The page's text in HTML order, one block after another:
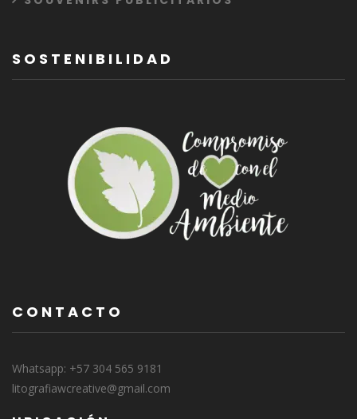
SOSTENIBILIDAD
CONTACTO
Whatsapp: +57 304 565 9181
litografiawcreative@gmail.com